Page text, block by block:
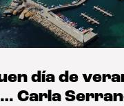
día de
Carla